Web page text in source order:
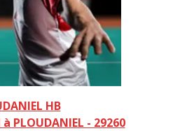
HB
PLOUDANIEL - 29260